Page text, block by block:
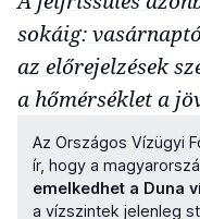
sokáig:
az előrejelzések
a hőmérséklet a
Az Országos Vízügyi
ír, hogy a
emelkedhet a Duna
a vízszintek jelenleg